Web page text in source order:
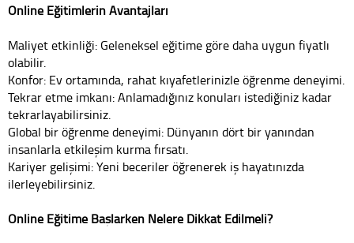
Online Eğitimlerin Avantajları
Maliyet etkinliği: Geleneksel eğitime göre daha uygun fiyatlı
olabilir.
Konfor: Ev ortamında, rahat kıyafetlerinizle öğrenme deneyimi.
Tekrar etme imkanı: Anlamadığınız konuları istediğiniz kadar
tekrarlayabilirsiniz.
Global bir öğrenme deneyimi: Dünyanın dört bir yanından
insanlarla etkileşim kurma fırsatı.
Kariyer gelişimi: Yeni beceriler öğrenerek iş hayatınızda
ilerleyebilirsiniz.
Online Eğitime Başlarken Nelere Dikkat Edilmeli?